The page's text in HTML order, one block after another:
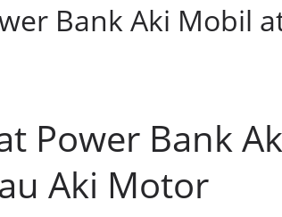
Bank Aki Mobil
Power Bank
Aki Motor